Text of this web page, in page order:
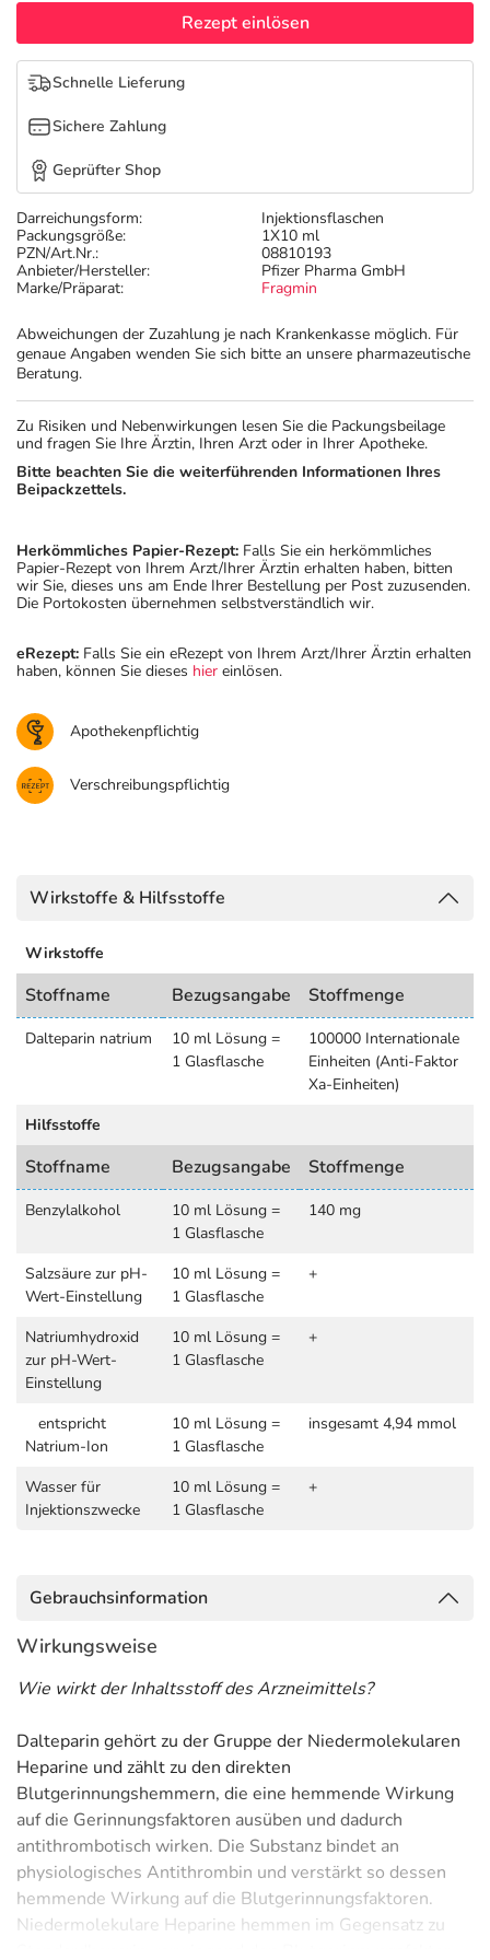
Tierapotheke
Vitamine & Mineralstoffe
Marken
Salus Deals
Darreichungsform:
Injektionsflaschen
Packungsgröße:
1X10 ml
PZN/Art.Nr.:
08810193
Anbieter/Hersteller:
Pfizer Pharma GmbH
Marke/Präparat:
Fragmin
Abweichungen der Zuzahlung je nach Krankenkasse möglich. Für
genaue Angaben wenden Sie sich bitte an unsere pharmazeutische
Beratung.
Rezept einlösen
Schnelle Lieferung
Sichere Zahlung
Geprüfter Shop
Zu Risiken und Nebenwirkungen lesen Sie die Packungsbeilage
und fragen Sie Ihre Ärztin, Ihren Arzt oder in Ihrer Apotheke.
Bitte beachten Sie die weiterführenden Informationen Ihres
Beipackzettels.
Herkömmliches Papier-Rezept: Falls Sie ein herkömmliches
Papier-Rezept von Ihrem Arzt/Ihrer Ärztin erhalten haben, bitten
wir Sie, dieses uns am Ende Ihrer Bestellung per Post zuzusenden.
Die Portokosten übernehmen selbstverständlich wir.
eRezept: Falls Sie ein eRezept von Ihrem Arzt/Ihrer Ärztin erhalten
haben, können Sie dieses hier einlösen.
Apothekenpflichtig
Verschreibungspflichtig
Wirkstoffe & Hilfsstoffe
Wirkstoffe
Stoffname Bezugsangabe Stoffmenge
Dalteparin natrium
10 ml Lösung =
1 Glasflasche
100000 Internationale
Einheiten (Anti-Faktor
Xa-Einheiten)
Hilfsstoffe
Stoffname Bezugsangabe Stoffmenge
Benzylalkohol
10 ml Lösung =
1 Glasflasche
140 mg
Salzsäure zur pH-
Wert-Einstellung
10 ml Lösung =
1 Glasflasche
+
Natriumhydroxid
zur pH-Wert-
Einstellung
10 ml Lösung =
1 Glasflasche
+
entspricht
Natrium-Ion
10 ml Lösung =
1 Glasflasche
insgesamt 4,94 mmol
Wasser für
Injektionszwecke
10 ml Lösung =
1 Glasflasche
+
Gebrauchsinformation
Wirkungsweise
Wie wirkt der Inhaltsstoff des Arzneimittels?
Dalteparin gehört zu der Gruppe der Niedermolekularen
Heparine und zählt zu den direkten
Blutgerinnungshemmern, die eine hemmende Wirkung
auf die Gerinnungsfaktoren ausüben und dadurch
antithrombotisch wirken. Die Substanz bindet an
physiologisches Antithrombin und verstärkt so dessen
hemmende Wirkung auf die Blutgerinnungsfaktoren.
Niedermolekulare Heparine hemmen im Gegensatz zu